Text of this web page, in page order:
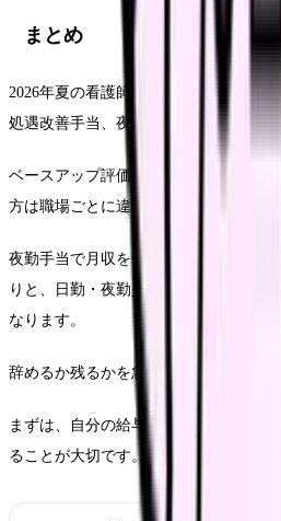
まとめ
2026年夏の看護師の給料確認では、総
処遇改善手当、夜勤手当、賞与算定を
ベースアップ評価料は賃上げの原資に
方は職場ごとに違います。
夜勤手当で月収を保っている人は、夜
りと、日勤・夜勤少なめ求人の条件も
なります。
辞めるか残るかを急いで決める必要は
まずは、自分の給与明細と求人票を同
ることが大切です。